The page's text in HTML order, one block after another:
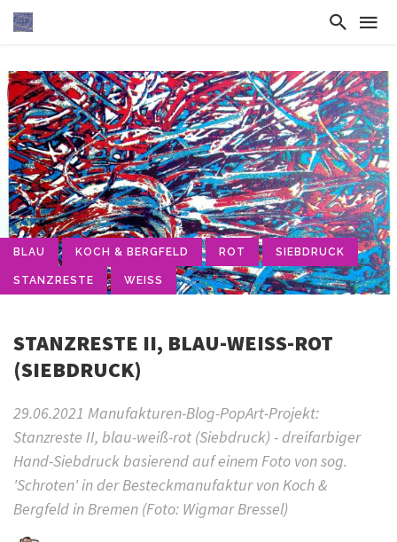
BLAU KOCH & BERGFELD ROT SIEBDRUCK
STANZRESTE WEISS
STANZRESTE II, BLAU-WEISS-ROT (
SIEBDRUCK)
29.06.2021 Manufakturen-Blog-PopArt-Projekt:
Stanzreste II, blau-weiß-rot (Siebdruck) - dreifarbiger
Hand-Siebdruck basierend auf einem Foto von sog.
'Schroten' in der Besteckmanufaktur von Koch &
Bergfeld in Bremen (Foto: Wigmar Bressel)